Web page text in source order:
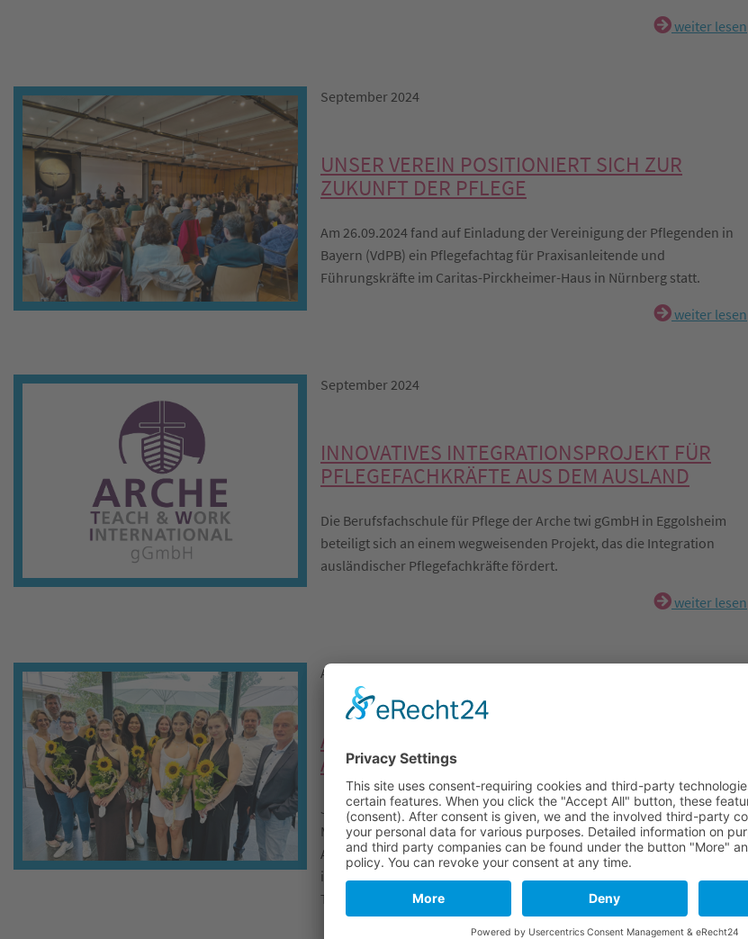
weiter lesen
September 2024
UNSER VEREIN POSITIONIERT SICH ZUR
ZUKUNFT DER PFLEGE
Am 26.09.2024 fand auf Einladung der Vereinigung der Pflegenden in
Bayern (VdPB) ein Pflegefachtag für Praxisanleitende und
Führungskräfte im Caritas-Pirckheimer-Haus in Nürnberg statt.
weiter lesen
September 2024
INNOVATIVES INTEGRATIONSPROJEKT FÜR
PFLEGEFACHKRÄFTE AUS DEM AUSLAND
Die Berufsfachschule für Pflege der Arche twi gGmbH in Eggolsheim
beteiligt sich an einem wegweisenden Projekt, das die Integration
ausländischer Pflegefachkräfte fördert.
weiter lesen
August 2024
AUSZUBILDENDE FEIERN EXAMEN IM
AUSBILDUNGSVERBUND
Jährlich gibt es im Juli und August bei unseren ausbildenden
Mitgliedsunternehmen allen Grund zur Freude und zum Feiern mit den
Absolventinnen und Absolventen, die nach dreijähriger Ausbildung
ihren Abschluss zur Pflegefachfrau / zum Pflegefachmann in der
Tasche haben.
weiter lesen